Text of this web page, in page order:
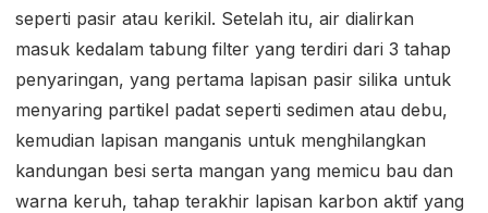
seperti pasir atau kerikil. Setelah itu, air dialirkan
masuk kedalam tabung filter yang terdiri dari 3 tahap
penyaringan, yang pertama lapisan pasir silika untuk
menyaring partikel padat seperti sedimen atau debu,
kemudian lapisan manganis untuk menghilangkan
kandungan besi serta mangan yang memicu bau dan
warna keruh, tahap terakhir lapisan karbon aktif yang